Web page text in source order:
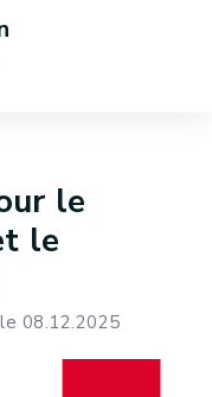
le
le
08.12.2025